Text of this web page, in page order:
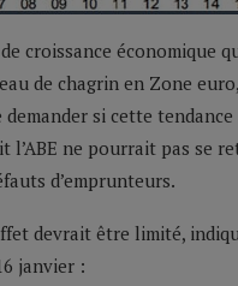
croissance économique
de chagrin en Zone
demander si cette
l’ABE ne pourrait pas se
d’emprunteurs.
devrait être limité,
janvier :